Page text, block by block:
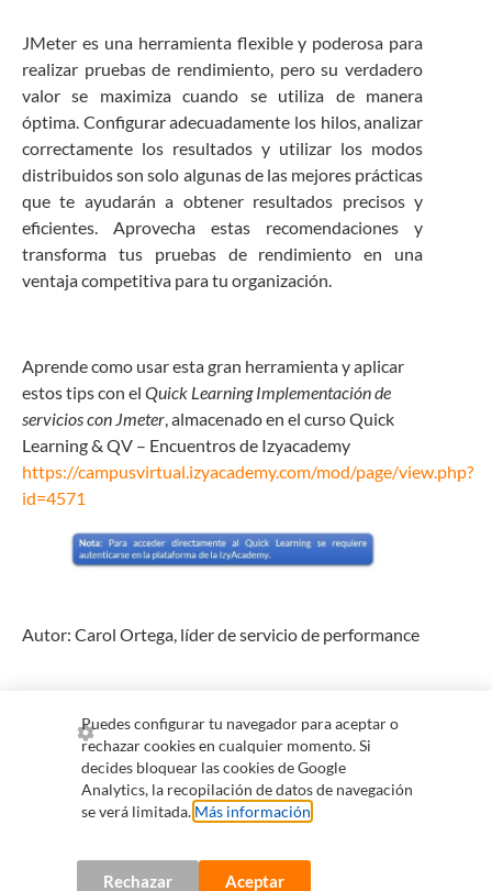
JMeter es una herramienta flexible y poderosa para
realizar pruebas de rendimiento, pero su verdadero
valor se maximiza cuando se utiliza de manera
óptima. Configurar adecuadamente los hilos, analizar
correctamente los resultados y utilizar los modos
distribuidos son solo algunas de las mejores prácticas
que te ayudarán a obtener resultados precisos y
eficientes. Aprovecha estas recomendaciones y
transforma tus pruebas de rendimiento en una
ventaja competitiva para tu organización.
Aprende como usar esta gran herramienta y aplicar
estos tips con el Quick Learning Implementación de
servicios con Jmeter, almacenado en el curso Quick
Learning & QV – Encuentros de Izyacademy
https://campusvirtual.izyacademy.com/mod/page/view.php?
id=4571
Autor: Carol Ortega, líder de servicio de performance
+57 300 255 0265
comercial@qvision.us
servicioalcliente@qvision.us
Información para colaboradores
información personal
Puedes configurar tu navegador para aceptar o
rechazar cookies en cualquier momento. Si
decides bloquear las cookies de Google
Analytics, la recopilación de datos de navegación
se verá limitada. Más información
Rechazar Aceptar